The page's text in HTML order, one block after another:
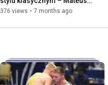
Wolny podsumowuje sezon!
376 views • 7 months ago